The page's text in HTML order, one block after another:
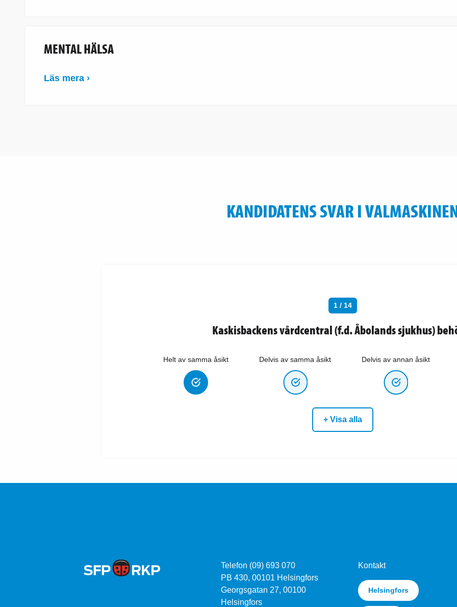
MENTAL HÄLSA
Läs mera ›
KANDIDATENS SVAR I
1 / 14
Kaskisbackens vårdcentral (f.d. Åbolands sjukhus)
Helt av samma åsikt Delvis av samma åsikt Delvis av annan åsikt
+ Visa alla
Telefon (09) 693 070
PB 430, 00101 Helsingfors
Georgsgatan 27, 00100
Helsingfors
Kontakt
Helsingfors